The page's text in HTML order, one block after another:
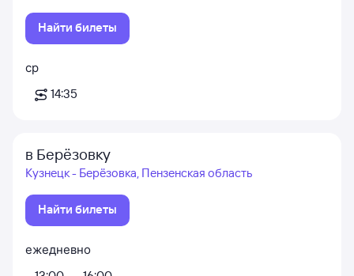
Найти билеты
ср
14:35
в Берёзовку
Кузнецк - Берёзовка, Пензенская область
Найти билеты
ежедневно